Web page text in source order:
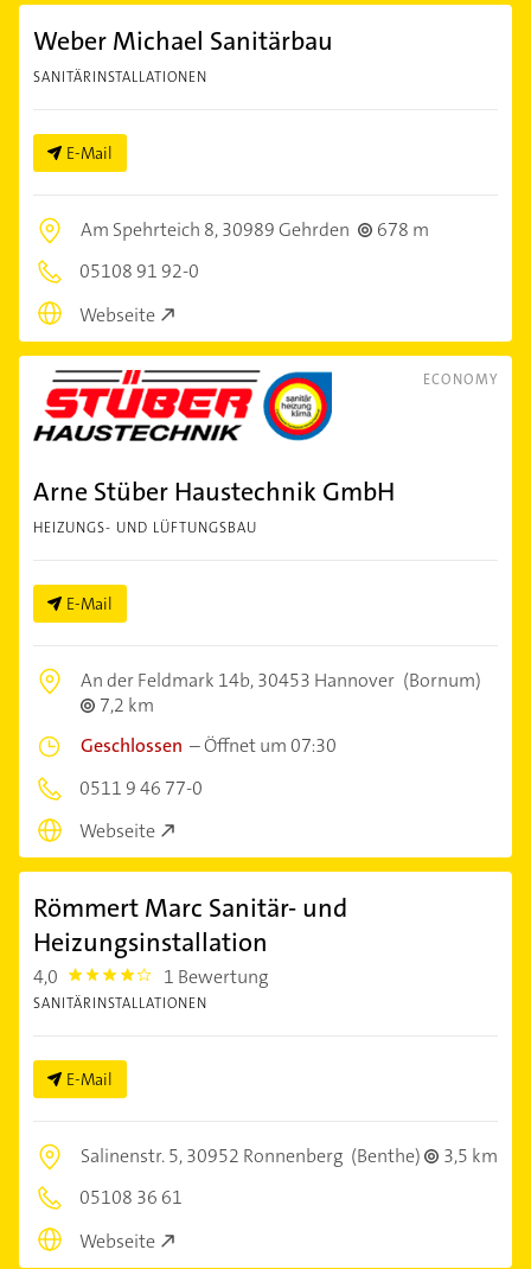
Weber Michael Sanitärbau
SANITÄRINSTALLATIONEN
E-Mail
Am Spehrteich 8,30989 Gehrden
678 m
05108 91 92-0
Webseite
ECONOMY
Arne Stüber Haustechnik GmbH
HEIZUNGS- UND LÜFTUNGSBAU
E-Mail
An der Feldmark 14b,30453 Hannover (Bornum)
7,2 km
Geschlossen –Öffnet um 07:30
0511 9 46 77-0
Webseite
Römmert Marc Sanitär- und
Heizungsinstallation
4,0 4.0 1 Bewertung
SANITÄRINSTALLATIONEN
E-Mail
Salinenstr. 5,30952 Ronnenberg (Benthe)
3,5 km
05108 36 61
Webseite